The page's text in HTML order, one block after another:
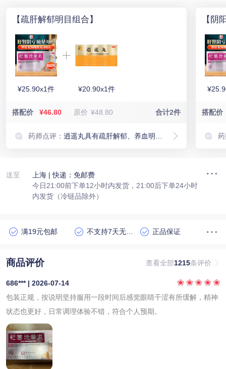
【疏肝解郁明目组合】
¥25.90x1件 ¥20.90x1件
搭配价 ¥46.80 原价 ¥48.80 合计2件
药师点评：
【阴
搭配价
送至 上海 | 快递：免邮费
今日21:00前下单12小时内发货，21:00后下单24小时
内发货（冷链品除外）
满19元包邮 正品保证
商品评价 查看全部1215条评价
686*** | 2026-07-14
包装正规，按说明坚持服用一段时间后感觉眼睛干涩有所缓解，精神
状态也更好，日常调理体验不错，符合个人预期。